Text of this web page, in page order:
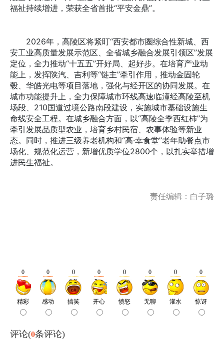
福祉持续增进，荣获全省首批“平安金鼎”。
2026年，高陵区将紧盯“西安都市圈综合性新城、西
安工业高质量发展示范区、全省城乡融合发展引领区”发展
定位，全力推动“十五五”开好局、起好步。在培育产业动
能上，发挥陕汽、吉利等“链主”牵引作用，推动金固轮
毂、华皓光电等项目落地，强化与经开区的协同发展。在
城市功能提升上，全力保障城市环线高速临潼经高陵至机
场段、210国道过境公路南段建设，实施城市基础设施生
命线安全工程。在城乡融合方面，以“高陵全季西红柿”为
牵引发展品质型农业，培育乡村民宿、农事体验等新业
态。同时，推进三级养老机构和“高·幸食堂”老年助餐点市
场化、规范化运营，新增优质学位2800个，以扎实举措增
进民生福祉。
责任编辑：白子璐
评论(0条评论)